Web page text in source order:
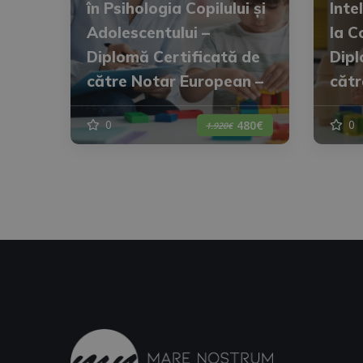
în Psihologia Copilului și
Adolescentului –
Diplomă Certificată de
către Notar European –
0 1.920€ 480€
la
0